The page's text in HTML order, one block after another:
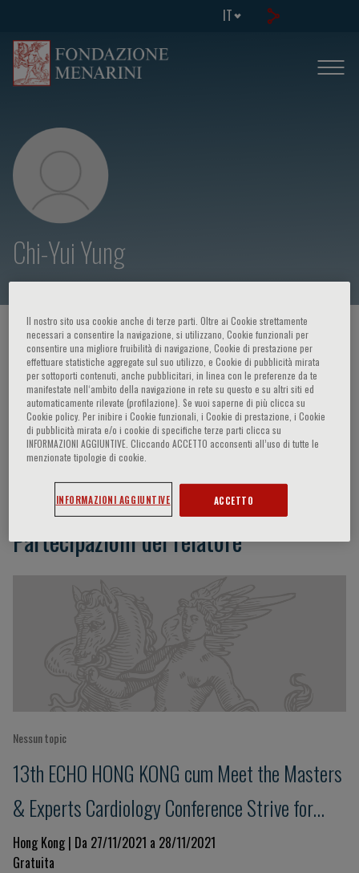
IT
Chi-Yui Yung
HOME PAGE / CORSI ED EVENTI / RELATORE
Chi-Yui Yung
Associate Consultant Department of Medicine &
Cardiology Ruttonjee & Tang Shiu Kin Hospitals
Partecipazioni del relatore
Nessun topic
13th ECHO HONG KONG cum Meet the Masters
& Experts Cardiology Conference Strive for
Clinical Excellence in COVID Pandemic
Hong Kong | Da 27/11/2021 a 28/11/2021
Gratuita
Il nostro sito usa cookie anche di terze parti. Oltre ai Cookie strettamente
necessari a consentire la navigazione, si utilizzano, Cookie funzionali per
consentire una migliore fruibilità di navigazione, Cookie di prestazione per
effettuare statistiche aggregate sul suo utilizzo, e Cookie di pubblicità mirata
per sottoporti contenuti, anche pubblicitari, in linea con le preferenze da te
manifestate nell‘ambito della navigazione in rete su questo e su altri siti ed
automaticamente rilevate (profilazione). Se vuoi saperne di più clicca su
Cookie policy. Per inibire i Cookie funzionali, i Cookie di prestazione, i Cookie
di pubblicità mirata e/o i cookie di specifiche terze parti clicca su
INFORMAZIONI AGGIUNTIVE. Cliccando ACCETTO acconsenti all’uso di tutte le
menzionate tipologie di cookie.
INFORMAZIONI AGGIUNTIVE ACCETTO